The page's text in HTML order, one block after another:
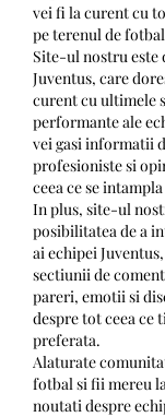
vei fi la curent cu
pe terenul de
Site-ul nostru este
Juventus, care
curent cu ultimele
performante ale
vei gasi informatii
profesioniste si
ceea ce se
In plus, site-ul
posibilitatea de a
ai echipei
sectiunii de
pareri, emotii si
despre tot ceea ce
preferata.
Alaturate
fotbal si fii mereu
noutati despre